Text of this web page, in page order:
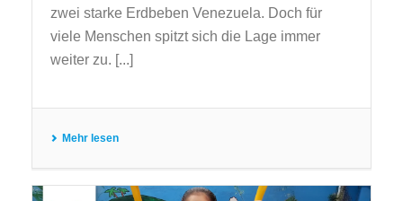
zwei starke Erdbeben Venezuela. Doch für
viele Menschen spitzt sich die Lage immer
weiter zu. [...]
Mehr lesen